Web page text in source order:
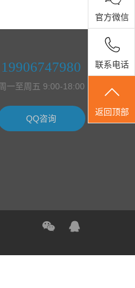
19906747980
周一至周五 9:00-18:00
QQ咨询
官方微信
联系电话
返回顶部